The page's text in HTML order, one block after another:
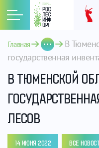
Главная
В
государственная
В ТЮМЕНСКОЙ
ЛЕСОВ
14 ИЮНЯ 2022 ВСЕ